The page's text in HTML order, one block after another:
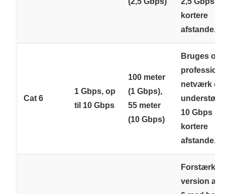
kortere
afstande.
Cat 6
1 Gbps, op
til 10 Gbps
100 meter
(1 Gbps),
55 meter
(10 Gbps)
Bruges
netværk og
10 Gbps på
kortere
afstande.
Forstærket
version af